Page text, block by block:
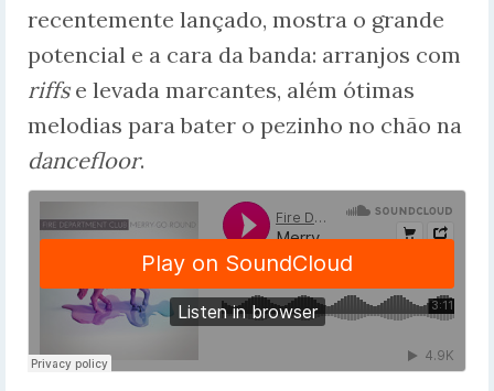
recentemente lançado, mostra o grande
potencial e a cara da banda: arranjos com
riffse levada marcantes, além ótimas
melodias para bater o pezinho no chão na
dancefloor.